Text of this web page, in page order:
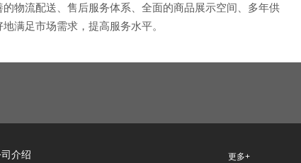
物流配送、售后服务体系、全面的商品展示空间、多年供
满足市场需求，提高服务水平。
介绍 更多+